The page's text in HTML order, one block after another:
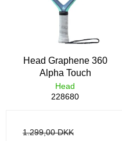
Head Graphene 360
Alpha Touch
Head
228680
1.299,00 DKK